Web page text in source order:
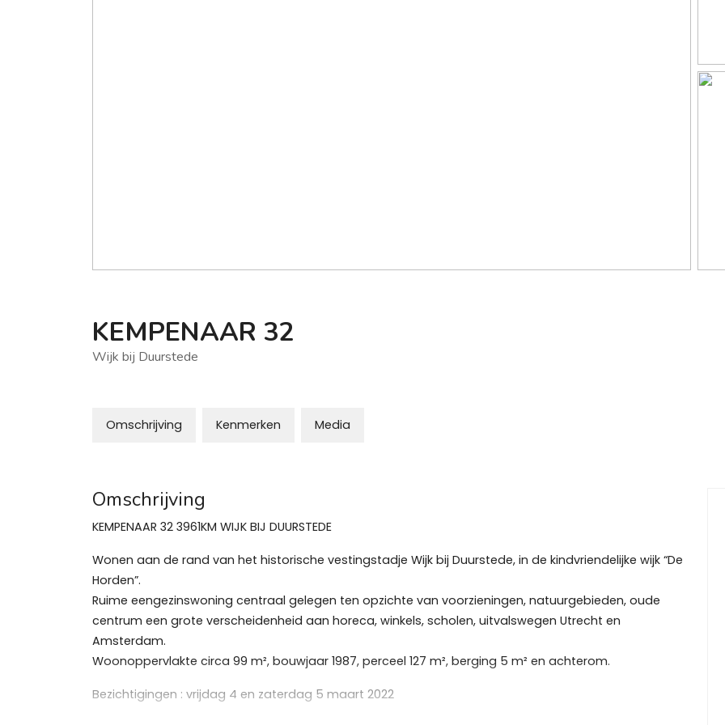
KEMPENAAR 32
Wijk bij Duurstede
Omschrijving Kenmerken Media
Omschrijving
KEMPENAAR 32 3961KM WIJK BIJ DUURSTEDE
Wonen aan de rand van het historische vestingstadje Wijk bij Duurstede, in de kindvriendelijke wijk “De
Horden”.
Ruime eengezinswoning centraal gelegen ten opzichte van voorzieningen, natuurgebieden, oude
centrum een grote verscheidenheid aan horeca, winkels, scholen, uitvalswegen Utrecht en
Amsterdam.
Woonoppervlakte circa 99 m², bouwjaar 1987, perceel 127 m², berging 5 m² en achterom.
Bezichtigingen : vrijdag 4 en zaterdag 5 maart 2022